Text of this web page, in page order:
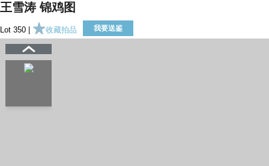
王雪涛 锦鸡图
Lot 350 | 收藏拍品 我要送鉴